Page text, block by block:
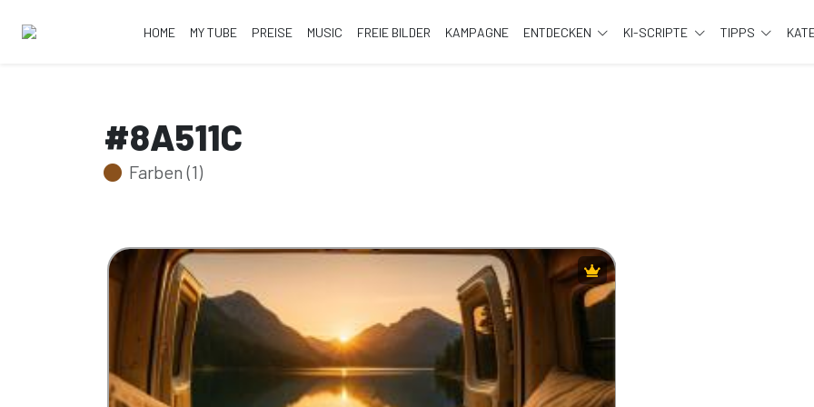
HOME MY TUBE PREISE MUSIC FREIE BILDER KAMPAGNE ENTDECKEN KI-SCRIPTE TIPPS
#8A511C
Farben (1)